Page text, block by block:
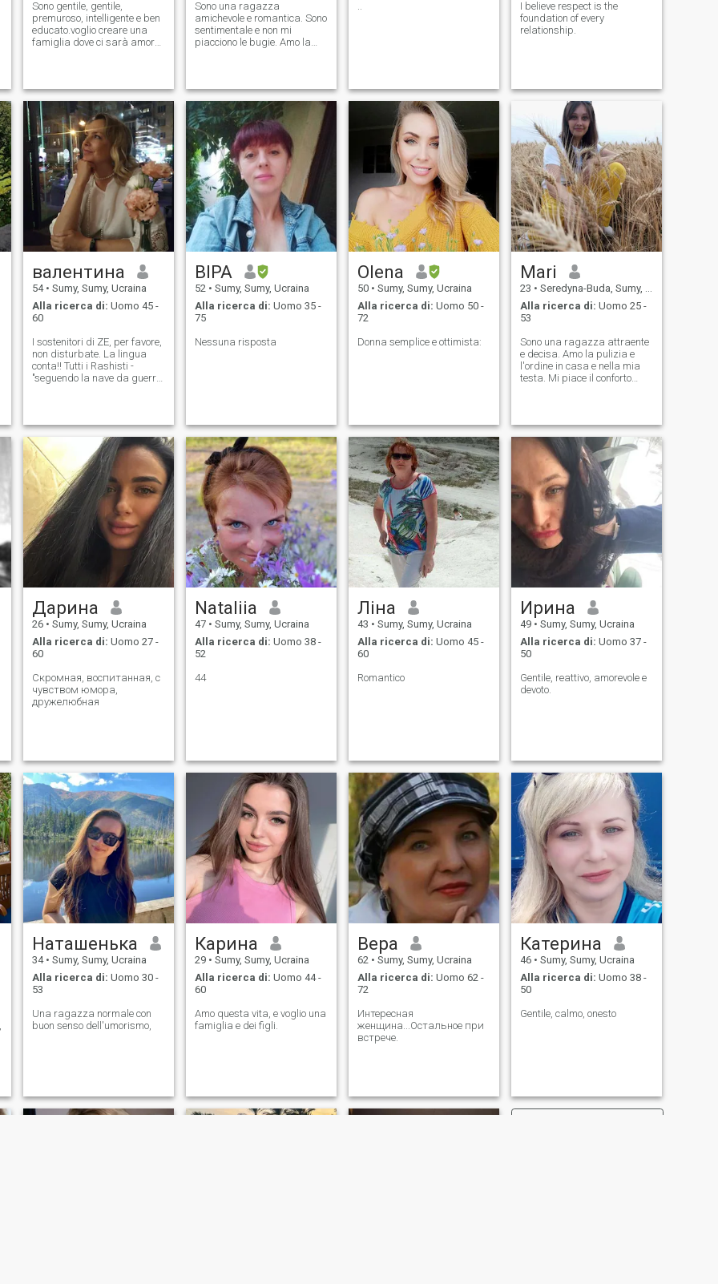
Sono gentile, gentile,
premuroso, intelligente e ben
educato.voglio creare una
famiglia dove ci sarà amore
Sono una ragazza
amichevole e romantica. Sono
sentimentale e non mi
piacciono le bugie. Amo la
..
I believe respect is the
foundation of every
relationship.
валентина
54 • Sumy, Sumy, Ucraina
Alla ricerca di: Uomo 45 -
60
I sostenitori di ZE, per favore,
non disturbate. La lingua
conta!! Tutti i Rashisti -
"seguendo la nave da guerra
ВІРА
52 • Sumy, Sumy, Ucraina
Alla ricerca di: Uomo 35 -
75
Nessuna risposta
Olena
50 • Sumy, Sumy, Ucraina
Alla ricerca di: Uomo 50 -
72
Donna semplice e ottimista:
Mari
23 • Seredyna-Buda, Sumy, Ucraina
Alla ricerca di: Uomo 25 -
53
Sono una ragazza attraente
e decisa. Amo la pulizia e
l'ordine in casa e nella mia
testa. Mi piace il conforto
l'irresponsabilità e la
calunnia.
Дарина
26 • Sumy, Sumy, Ucraina
Alla ricerca di: Uomo 27 -
60
Скромная, воспитанная, с
чувством юмора,
дружелюбная
Nataliia
47 • Sumy, Sumy, Ucraina
Alla ricerca di: Uomo 38 -
52
44
Ліна
43 • Sumy, Sumy, Ucraina
Alla ricerca di: Uomo 45 -
60
Romantico
Ирина
49 • Sumy, Sumy, Ucraina
Alla ricerca di: Uomo 37 -
50
Gentile, reattivo, amorevole e
devoto.
Наташенька
34 • Sumy, Sumy, Ucraina
Alla ricerca di: Uomo 30 -
53
Una ragazza normale con
buon senso dell'umorismo,
Карина
29 • Sumy, Sumy, Ucraina
Alla ricerca di: Uomo 44 -
60
Amo questa vita, e voglio una
famiglia e dei figli.
Вера
62 • Sumy, Sumy, Ucraina
Alla ricerca di: Uomo 62 -
72
Интересная
женщина...Остальное при
встрече.
Катерина
46 • Sumy, Sumy, Ucraina
Alla ricerca di: Uomo 38 -
50
Gentile, calmo, onesto